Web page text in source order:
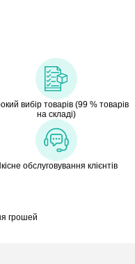
вибір товарів (99 % товарів
на складі)
обслуговування клієнтів
грошей